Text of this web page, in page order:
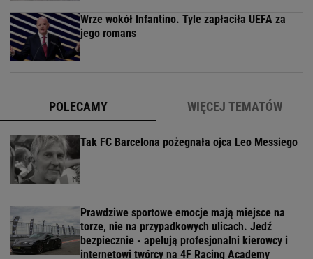
Wrze wokół Infantino. Tyle zapłaciła UEFA za
jego romans
POLECAMY WIĘCEJ TEMATÓW
Tak FC Barcelona pożegnała ojca Leo Messiego
Prawdziwe sportowe emocje mają miejsce na
torze, nie na przypadkowych ulicach. Jedź
bezpiecznie - apelują profesjonalni kierowcy i
internetowi twórcy na 4F Racing Academy